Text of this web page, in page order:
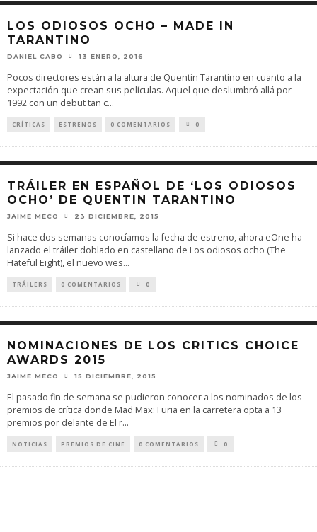
LOS ODIOSOS OCHO – MADE IN
TARANTINO
DANIEL CABO 13 ENERO, 2016
Pocos directores están a la altura de Quentin Tarantino en cuanto a la
expectación que crean sus películas. Aquel que deslumbró allá por
1992 con un debut tan c...
CRÍTICAS ESTRENOS 0 COMENTARIOS 0
TRÁILER EN ESPAÑOL DE ‘LOS ODIOSOS
OCHO’ DE QUENTIN TARANTINO
JAIME MECO 23 DICIEMBRE, 2015
Si hace dos semanas conocíamos la fecha de estreno, ahora eOne ha
lanzado el tráiler doblado en castellano de Los odiosos ocho (The
Hateful Eight), el nuevo wes...
TRÁILERS 0 COMENTARIOS 0
NOMINACIONES DE LOS CRITICS CHOICE
AWARDS 2015
JAIME MECO 15 DICIEMBRE, 2015
El pasado fin de semana se pudieron conocer a los nominados de los
premios de crítica donde Mad Max: Furia en la carretera opta a 13
premios por delante de El r...
NOTICIAS PREMIOS DE CINE 0 COMENTARIOS 0